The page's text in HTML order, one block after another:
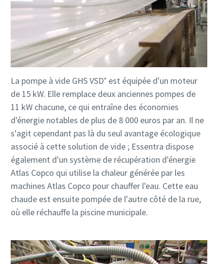
La pompe à vide GHS VSD⁺ est équipée d'un moteur
de 15 kW. Elle remplace deux anciennes pompes de
11 kW chacune, ce qui entraîne des économies
d'énergie notables de plus de 8 000 euros par an. Il ne
s'agit cependant pas là du seul avantage écologique
associé à cette solution de vide ; Essentra dispose
également d'un système de récupération d'énergie
Atlas Copco qui utilise la chaleur générée par les
machines Atlas Copco pour chauffer l'eau. Cette eau
chaude est ensuite pompée de l'autre côté de la rue,
où elle réchauffe la piscine municipale.